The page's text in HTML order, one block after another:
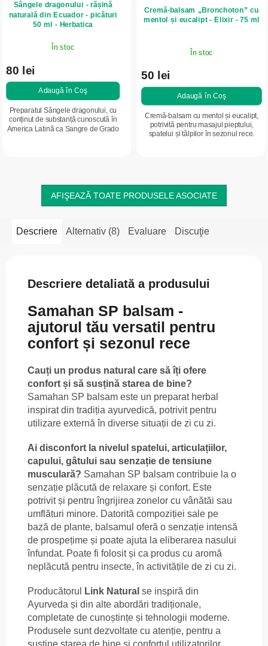
Sângele dragonului - rășină
naturală din Ecuador - picături
50 ml - Herbatica
În stoc
80 lei
Adaugă în Coş
Preparatul Sângele dragonului, cu
conținut de substanță cunoscută în
America Latină ca Sangre de Grado
Cremă-balsam „Bronchoton” cu
mentol și eucalipt - Elixir - 75 ml
În stoc
50 lei
Adaugă în Coş
Cremă-balsam cu mentol și eucalipt,
potrivită pentru masajul pieptului,
spatelui și tălpilor în sezonul rece.
AFIŞEAZĂ TOATE PRODUSELE ASOCIATE
Descriere Alternativ (8) Evaluare Discuţie
Descriere detaliată a produsului
Samahan SP balsam -
ajutorul tău versatil pentru
confort și sezonul rece
Cauți un produs natural care să îți ofere
confort și să susțină starea de bine?
Samahan SP balsam este un preparat herbal
inspirat din tradiția ayurvedică, potrivit pentru
utilizare externă în diverse situații de zi cu zi.
Ai disconfort la nivelul spatelui, articulațiilor,
capului, gâtului sau senzație de tensiune
musculară? Samahan SP balsam contribuie la o
senzație plăcută de relaxare și confort. Este
potrivit și pentru îngrijirea zonelor cu vânătăi sau
umflături minore. Datorită compoziției sale pe
bază de plante, balsamul oferă o senzație intensă
de prospețime și poate ajuta la eliberarea nasului
înfundat. Poate fi folosit și ca produs cu aromă
neplăcută pentru insecte, în activitățile de zi cu zi.
Producătorul Link Natural se inspiră din
Ayurveda și din alte abordări tradiționale,
completate de cunoștințe și tehnologii moderne.
Produsele sunt dezvoltate cu atenție, pentru a
susține starea de bine și confortul utilizatorilor.